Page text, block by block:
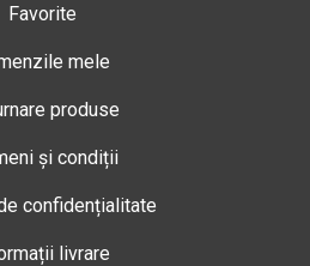
Favorite
mele
produse
și condiții
confidențialitate
livrare